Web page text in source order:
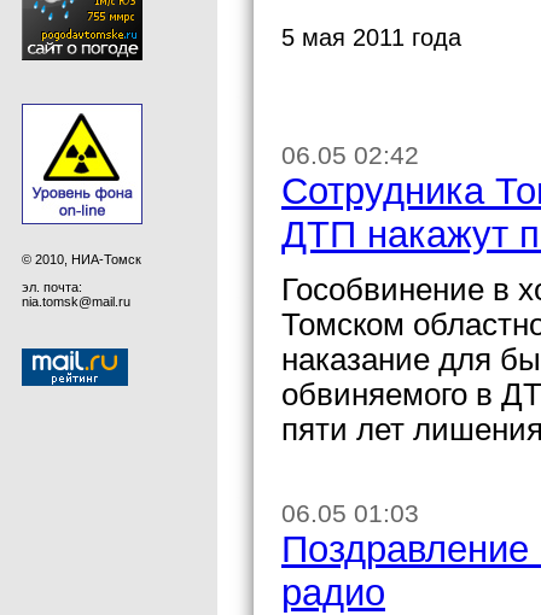
© 2010, НИА-Томск
эл. почта:
nia.tomsk@mail.ru
5 мая 2011 года
06.05 02:42
Сотрудника
ДТП накажут
Гособвинение в
Томском
наказание для
обвиняемого в
пяти лет
06.05 01:03
радио